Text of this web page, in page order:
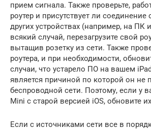
прием сигнала. Также проверьте,
роутер и присутствует ли
других устройствах (например, на ПК
всякий случай, перезагрузите свой
вытащив розетку из сети. Также
роутера, и при необходимости,
случаи, что устарело ПО на вашем
является причиной по которой он не
беспроводной сети. Поэтому, если у
Mini с старой версией iOS, обновите
Если с источниками сети все в